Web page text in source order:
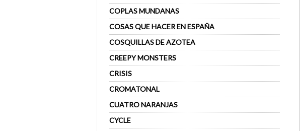
COPLAS MUNDANAS
COSAS QUE HACER EN ESPAÑA
COSQUILLAS DE AZOTEA
CREEPY MONSTERS
CRISIS
CROMATONAL
CUATRO NARANJAS
CYCLE